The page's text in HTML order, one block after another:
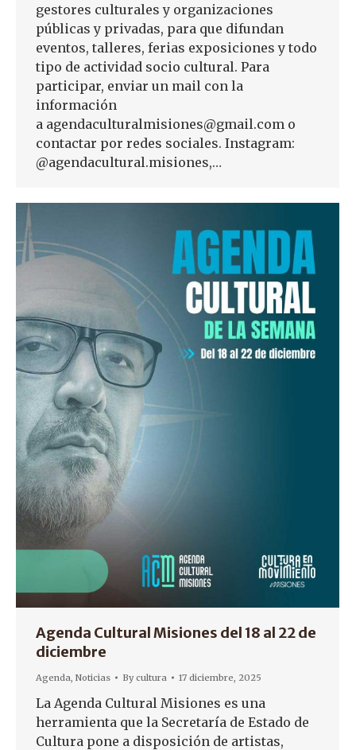
gestores culturales y organizaciones
públicas y privadas, para que difundan
eventos, talleres, ferias exposiciones y todo
tipo de actividad socio cultural. Para
participar, enviar un mail con la
información
a agendaculturalmisiones@gmail.com o
contactar por redes sociales. Instagram:
@agendacultural.misiones,…
Agenda Cultural Misiones del 18 al 22 de
diciembre
Agenda Noticias Bycultura 17 diciembre, 2025
La Agenda Cultural Misiones es una
herramienta que la Secretaría de Estado de
Cultura pone a disposición de artistas,